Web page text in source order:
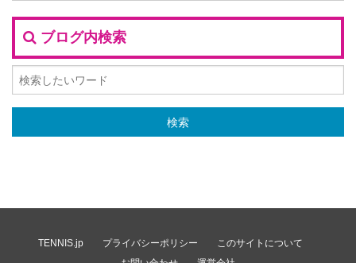
ブログ内検索
TENNIS.jp プライバシーポリシー
このサイトについて